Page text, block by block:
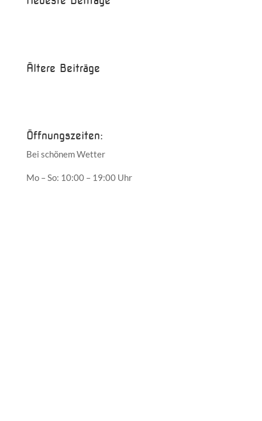
Ältere Beiträge
Öffnungszeiten:
Bei schönem Wetter
Mo – So: 10:00 – 19:00 Uhr